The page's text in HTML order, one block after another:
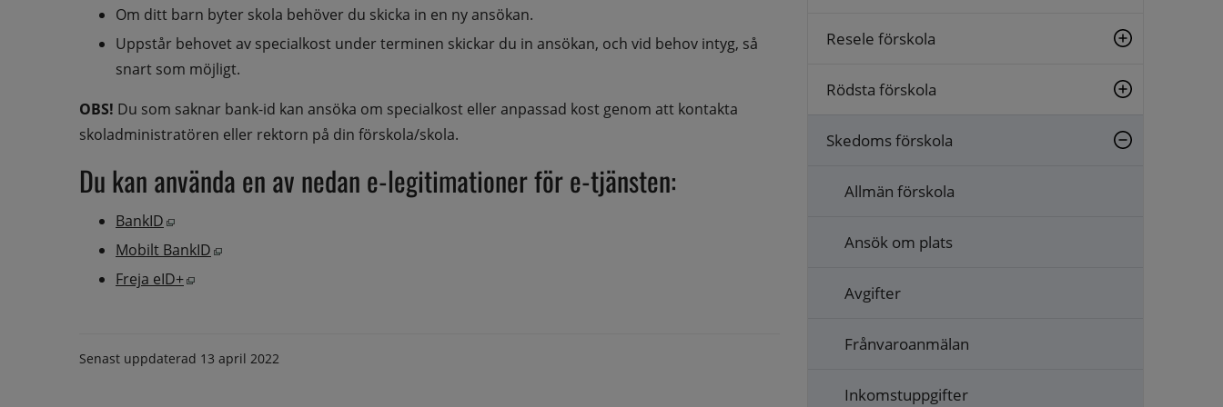
Om ditt barn byter skola behöver du skicka in en ny ansökan.
Uppstår behovet av specialkost under terminen skickar du in ansökan, och vid behov intyg, så
snart som möjligt.
OBS! Du som saknar bank-id kan ansöka om specialkost eller anpassad kost genom att kontakta
skoladministratören eller rektorn på din förskola/skola.
Du kan använda en av nedan e-legitimationer för e-tjänsten:
BankID
Mobilt BankID
Freja eID+
Senast uppdaterad 13 april 2022
Resele förskola
Rödsta förskola
Skedoms förskola
Allmän förskola
Ansök om plats
Avgifter
Frånvaroanmälan
Inkomstuppgifter